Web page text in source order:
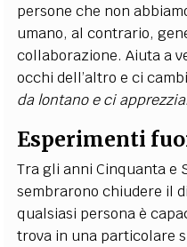
persone che non
umano, al contrario,
collaborazione. Aiuta a
occhi dell’altro e ci
da lontano e ci
Esperimenti
Tra gli anni Cinquanta e
sembrarono chiudere il
qualsiasi persona è
trova in una particolare